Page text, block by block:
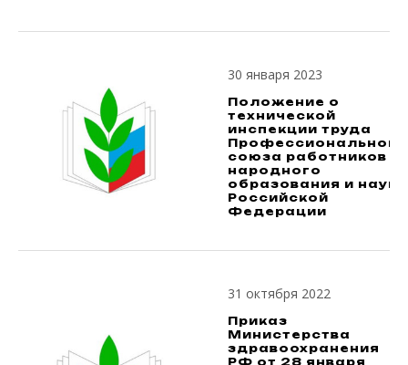
30 января 2023
Положение о
технической
инспекции труда
Профессионального
союза работников
народного
образования и науки
Российской
Федерации
31 октября 2022
Приказ
Министерства
здравоохранения
РФ от 28 января